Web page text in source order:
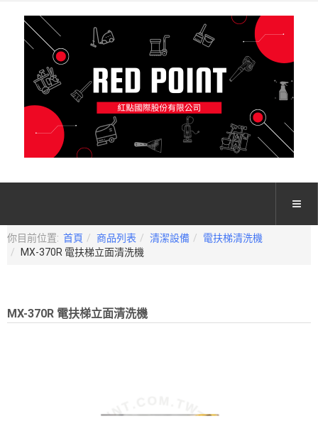
你目前位置: 首頁 商品列表 清潔設備
電扶梯清洗機
MX-370R 電扶梯立面清洗機
MX-370R 電扶梯立面清洗機